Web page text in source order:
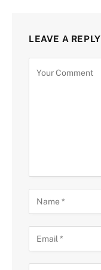
LEAVE A REPLY